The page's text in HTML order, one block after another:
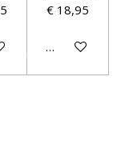
€ 18,95
In